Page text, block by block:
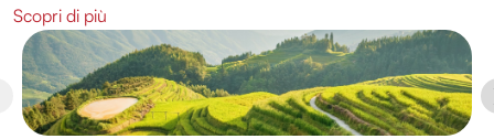
Scopri di più